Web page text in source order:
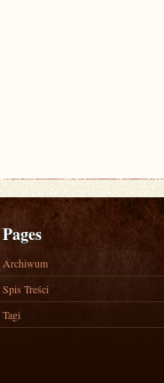
Pages
Archiwum
Spis Treści
Tagi